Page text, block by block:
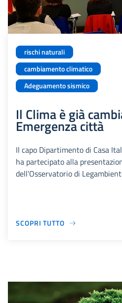
rischi naturali
cambiamento climatico
Adeguamento sismico
Il Clima è già
Emergenza città
Il capo Dipartimento di Casa
ha partecipato alla
dell’Osservatorio di
SCOPRI TUTTO